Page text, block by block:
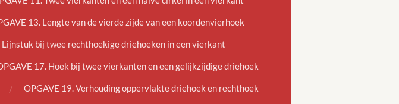
13. Lengte van de vierde zijde van een koordenvierhoek
Lijnstuk bij twee rechthoekige driehoeken in een vierkant
17. Hoek bij twee vierkanten en een gelijkzijdige driehoek
OPGAVE 19. Verhouding oppervlakte driehoek en rechthoek